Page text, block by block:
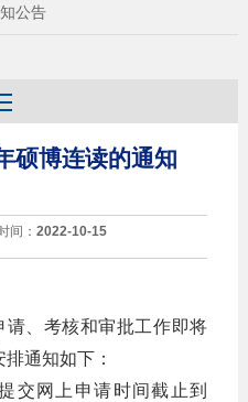
公告
硕博连读的通知
间：2022-10-15
请、考核和审批工作即将
通知如下：
交网上申请时间截止到